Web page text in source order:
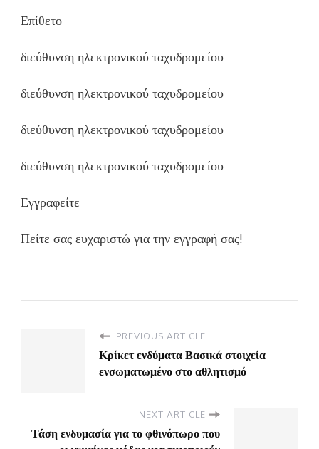
Επίθετο
διεύθυνση ηλεκτρονικού ταχυδρομείου
διεύθυνση ηλεκτρονικού ταχυδρομείου
διεύθυνση ηλεκτρονικού ταχυδρομείου
διεύθυνση ηλεκτρονικού ταχυδρομείου
Εγγραφείτε
Πείτε σας ευχαριστώ για την εγγραφή σας!
PREVIOUS ARTICLE
Κρίκετ ενδύματα Βασικά στοιχεία
ενσωματωμένο στο αθλητισμό
NEXT ARTICLE
Τάση ενδυμασία για το φθινόπωρο που